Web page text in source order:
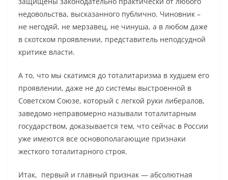
недовольства, высказанного публично. Чиновник –
не негодяй, не мерзавец, не чинуша, а в любом даже
в скотском проявлении, представитель неподсудной
критике власти.
А то, что мы скатимся до тоталитаризма в худшем его
проявлении, даже не до системы выстроенной в
Советском Союзе, который с легкой руки либералов,
заведомо неправомерно называли тоталитарным
государством, доказывается тем, что сейчас в России
уже имеются все основополагающие признаки
жесткого тоталитарного строя.
Итак, первый и главный признак — абсолютная